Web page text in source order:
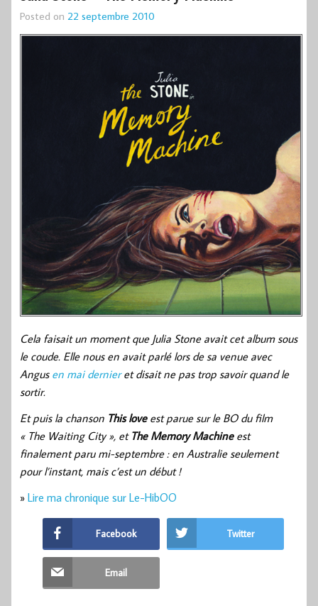
Posted on 22 septembre 2010
Cela faisait un moment que Julia Stone avait cet album sous
le coude. Elle nous en avait parlé lors de sa venue avec
Angus en mai dernieret disait ne pas trop savoir quand le
sortir.
Et puis la chanson This loveest parue sur le BO du film
« The Waiting City », et The Memory Machineest
finalement paru mi-septembre : en Australie seulement
pour l’instant, mais c’est un début !
» Lire ma chronique sur Le-HibOO
Facebook Twitter
Email